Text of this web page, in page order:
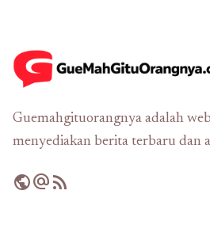
Guemahgituorangnya adalah
menyediakan berita terbaru dan
publicalternate_emailrss_feed